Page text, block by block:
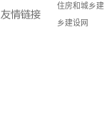
住房和城乡
乡建设网